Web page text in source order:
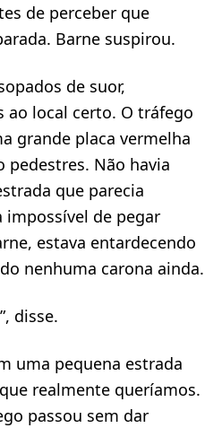
de perceber que
Barne suspirou.
de suor,
ao local certo. O tráfego
grande placa vermelha
pedestres. Não havia
que parecia
impossível de pegar
estava entardecendo
nenhuma carona ainda.
disse.
uma pequena estrada
realmente queríamos.
passou sem dar